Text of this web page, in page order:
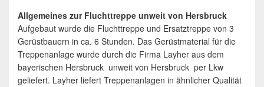
Allgemeines zur Fluchttreppe unweit von Hersbruck
Aufgebaut wurde die Fluchttreppe und Ersatztreppe von 3
Gerüstbauern in ca. 6 Stunden. Das Gerüstmaterial für die
Treppenanlage wurde durch die Firma Layher aus dem
bayerischen Hersbruck unweit von Hersbruck per Lkw
geliefert. Layher liefert Treppenanlagen in ähnlicher Qualität